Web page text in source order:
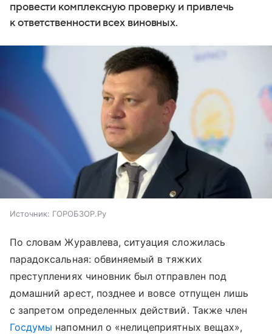
провести комплексную проверку и привлечь
к ответственности всех виновных.
Источник: ГОРОБЗОР.Ру
По словам Журавлева, ситуация сложилась
парадоксальная: обвиняемый в тяжких
преступлениях чиновник был отправлен под
домашний арест, позднее и вовсе отпущен лишь
с запретом определенных действий. Также член
Госдумы напомнил о «нелицеприятных вещах»,